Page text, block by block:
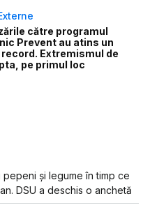
către programul
Prevent au atins un
record. Extremismul de
pe primul loc
și legume în timp ce
DSU a deschis o anchetă